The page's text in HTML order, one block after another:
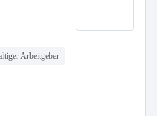
Arbeitgeber